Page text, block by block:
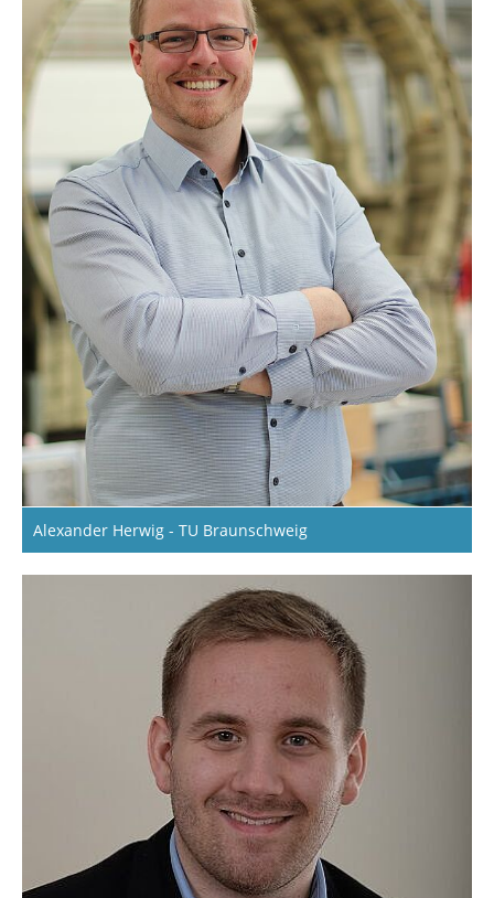
Alexander Herwig - TU Braunschweig